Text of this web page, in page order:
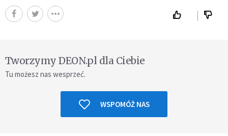
Tworzymy DEON.pl dla Ciebie
Tu możesz nas wesprzeć.
WSPOMÓŻ NAS